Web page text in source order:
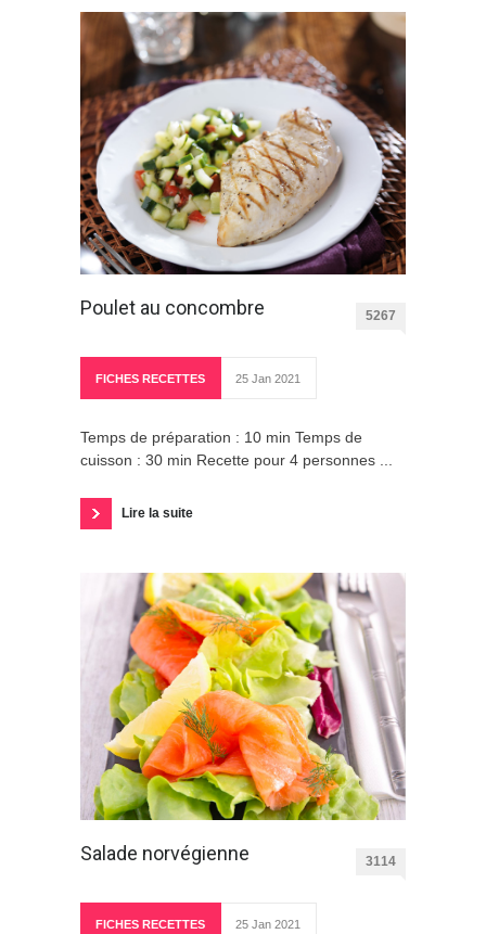
Poulet au concombre 5267
FICHES RECETTES 25 Jan 2021
Temps de préparation : 10 min Temps de
cuisson : 30 min Recette pour 4 personnes ...
Lire la suite
Salade norvégienne 3114
FICHES RECETTES 25 Jan 2021